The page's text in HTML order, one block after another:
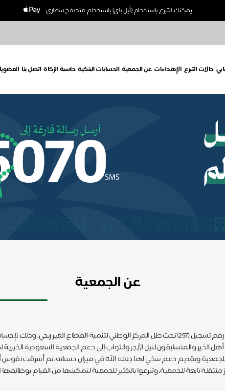
يمكنك التبرع باستخدام (أبل باي) باستخدام متصفح سفاري
حالات التبرع الإهداءات عن الجمعية الحسابات البنكية حاسبة الزكاة اتصل بنا
عن الجمعية
تأسست الجمعية السعودية الخيرية لمكافحة السرطان عام 1425هـ رقم تسجيل (257) تحت ظل المركز
أهل الخير والمتسابقون لنيل الأجر والثواب إلى دعم الجمعية السعودية
للجمعية وتقديم دعم سخي لها جعله الله في ميزان حسناته، ثم أشرقت
منتقلة تابعة للجمعية، وتبرعوا بالكثير للجمعية لتمكينها من القيام